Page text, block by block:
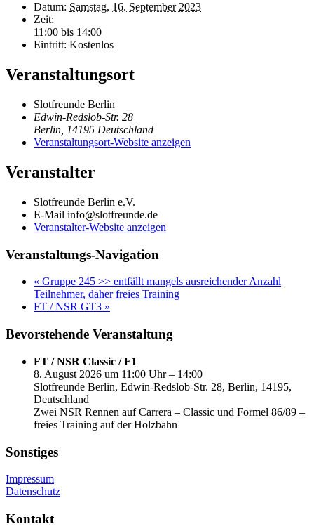
Datum: Samstag, 16. September 2023
Zeit:
11:00 bis 14:00
Eintritt: Kostenlos
Veranstaltungsort
Slotfreunde Berlin
Edwin-Redslob-Str. 28
Berlin 14195 Deutschland
Veranstaltungsort-Website anzeigen
Veranstalter
Slotfreunde Berlin e.V.
E-Mail info@slotfreunde.de
Veranstalter-Website anzeigen
Veranstaltungs-Navigation
« Gruppe 245 >> entfällt mangels ausreichender Anzahl
Teilnehmer, daher freies Training
FT / NSR GT3 »
Bevorstehende Veranstaltung
FT / NSR Classic / F1
8. August 2026 um 11:00 Uhr – 14:00
Slotfreunde Berlin, Edwin-Redslob-Str. 28, Berlin, 14195,
Deutschland
Zwei NSR Rennen auf Carrera – Classic und Formel 86/89 –
freies Training auf der Holzbahn
Sonstiges
Impressum
Datenschutz
Kontakt